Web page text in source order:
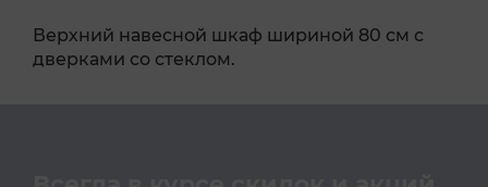
Верхний навесной шкаф шириной 80 см с
дверками со стеклом.